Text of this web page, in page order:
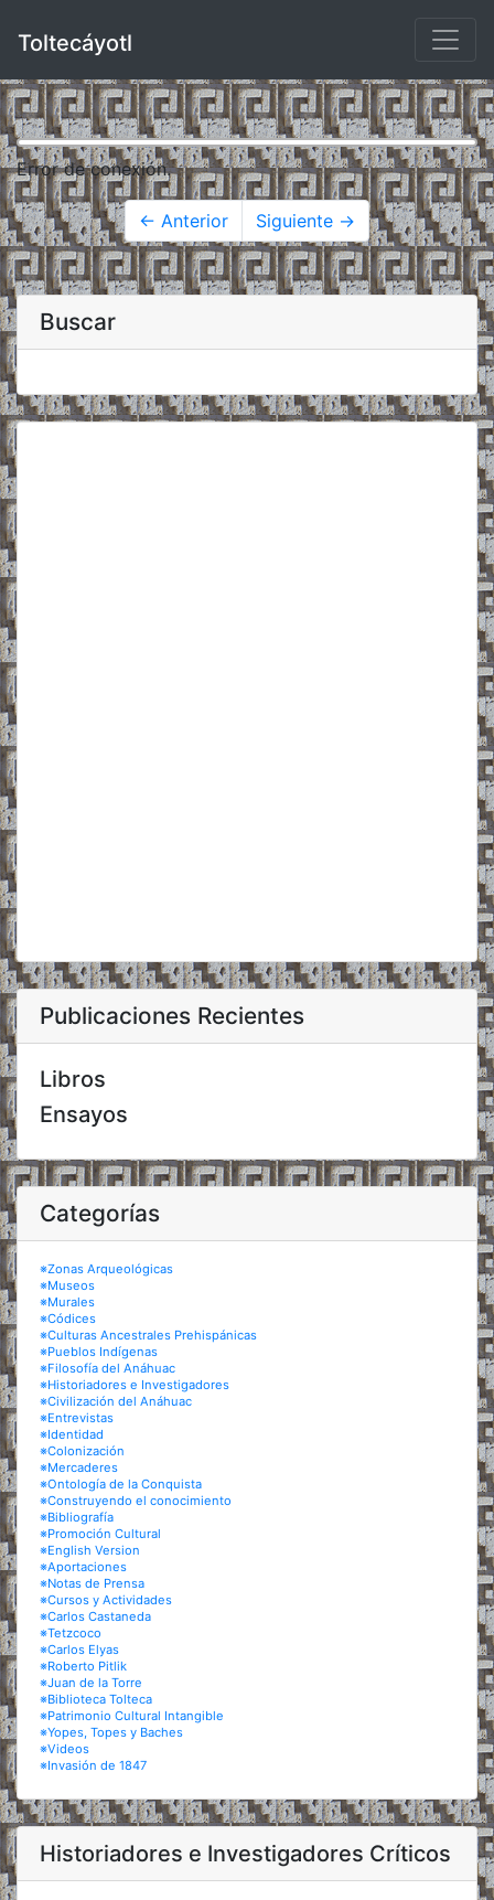
Toltecáyotl
Error de conexión.
← Anterior Siguiente →
Buscar
Publicaciones Recientes
Libros
Ensayos
Categorías
※Zonas Arqueológicas
※Museos
※Murales
※Códices
※Culturas Ancestrales Prehispánicas
※Pueblos Indígenas
※Filosofía del Anáhuac
※Historiadores e Investigadores
※Civilización del Anáhuac
※Entrevistas
※Identidad
※Colonización
※Mercaderes
※Ontología de la Conquista
※Construyendo el conocimiento
※Bibliografía
※Promoción Cultural
※English Version
※Aportaciones
※Notas de Prensa
※Cursos y Actividades
※Carlos Castaneda
※Tetzcoco
※Carlos Elyas
※Roberto Pitlik
※Juan de la Torre
※Biblioteca Tolteca
※Patrimonio Cultural Intangible
※Yopes, Topes y Baches
※Videos
※Invasión de 1847
Historiadores e Investigadores Críticos